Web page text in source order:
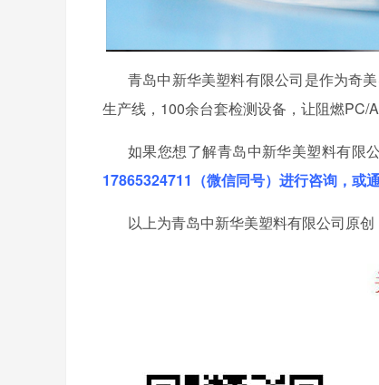
青岛中新华美塑料有限公司是作为奇
生产线，100余台套检测设备，让阻燃PC/
如果您想了解青岛中新华美塑料有限
17865324711（微信同号）进行咨询，或
以上为青岛中新华美塑料有限公司原创